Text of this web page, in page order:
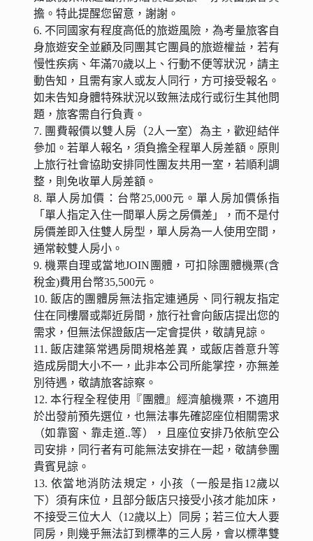
擔。特此提醒您留意，謝謝。
6. 不同國家有程度高低的旅遊風險，為考量旅客自
身旅遊安全並顧及同團其它團員的旅遊權益，若有
慢性疾病、年滿70歲以上、行動不便等狀況，請主
動告知，且需有家人或友人同行，方可接受報名。
如未告知身體特殊狀況以致無法成行或衍生其他問
題，旅客需自行負責。
7. 團費報價以雙人房（2人一室）為主，歡迎結伴
參加。若單人報名，須負擔全程單人房差額。原則
上旅行社會協助安排同性團友共用一室，若順利調
整，則免收單人房差額。
8. 單人房加價：台幣25,000元。單人房加價係指
「單人指定入住一間單人房之房價差」，而不是付
房價差即入住雙人房型，單人房為一人使用空間，
通常較雙人房小。
9. 機票自理或當地JOIN團體，可扣除團體機票(含
稅金)費用台幣35,500元。
10. 飯店的團體房無法指定連通房、同行親友指定
住在同樓層或鄰近房間，旅行社會向飯店提出您的
需求，但無法保證飯店一定會提供，敬請見諒。
11. 飯店建築常遇房間規格差異，或飯店善意升等
造成房間大小不一，此非本公司所能掌控，亦無差
別待遇，敬請旅客諒察。
12. 本行程全程使用『團體』經濟艙機票，不適用
於出發前預先選位，也無法事先確認座位相關需求
（如靠窗、靠走道..等），且座位安排乃依航空公
司安排，同行者有可能無法安排在一起，敬請參團
貴賓見諒。
13. 依當地消防法規定，小孩（一般是指12歲以
下）須有床位，且部分飯店只接受小孩才能加床，
不接受三位大人（12歲以上）同房；若三位大人要
同房，則幾乎無法訂到標準的三人房，會以標準雙